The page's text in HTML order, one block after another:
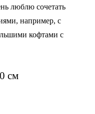
люблю сочетать
например, с
кофтами с
см